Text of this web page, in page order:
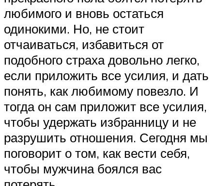
любимого и вновь остаться
одинокими. Но, не стоит
отчаиваться, избавиться от
подобного страха довольно легко,
если приложить все усилия, и дать
понять, как любимому повезло. И
тогда он сам приложит все усилия,
чтобы удержать избранницу и не
разрушить отношения. Сегодня мы
поговорит о том, как вести себя,
чтобы мужчина боялся вас